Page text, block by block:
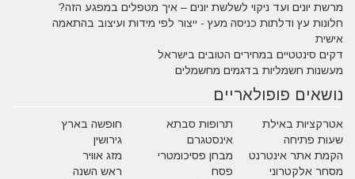
מרשת יונים ועד ניקוי לשלשת יונים – איך מטפלים במפגע הזה?
חלונות עץ ודלתות כניסה מעץ - ייצור לפי מידות ועיצוב בהתאמה
אישית
דקים סינטטיים במחירים הטובים בישראל
מעשנות חשמליות בדגמים מחשמלים
נושאים פופולאריים
אטרקציות באילת תרופות סבתא
חופשה בארץ
שעות פתיחה
אינסטגרם
גירושין
הקמת אתר אינטרנט
מבחן פסיכומטרי
מזג אוויר
מסחר אלקטרוני
פסח
ראש השנה